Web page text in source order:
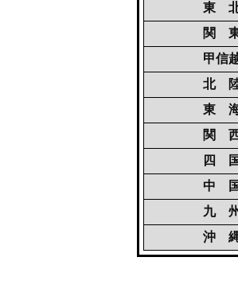
東
関
甲信
北
東
関
四
中
九 州
沖